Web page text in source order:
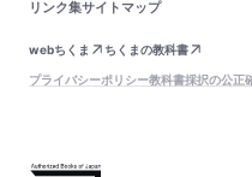
リンク集サイトマップ
webちくま
ちくまの教科書
プライバシーポリシー教科書採択の公正